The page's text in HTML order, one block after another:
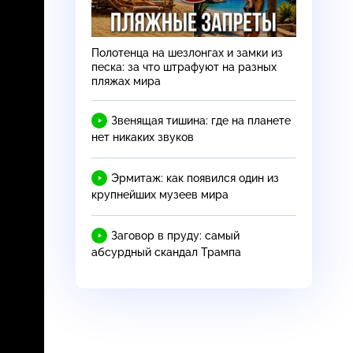
Полотенца на шезлонгах и замки из
песка: за что штрафуют на разных
пляжах мира
Звенящая тишина: где на планете
нет никаких звуков
Эрмитаж: как появился один из
крупнейших музеев мира
Заговор в пруду: самый
абсурдный скандал Трампа